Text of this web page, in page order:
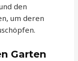
den
um deren
Garten